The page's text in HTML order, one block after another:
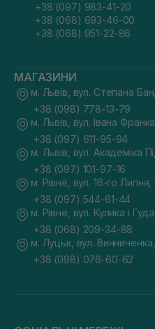
+38 (097) 983-41-20
+38 (068) 693-46-00
+38 (068) 951-22-86
МАГАЗИНИ
м. Львів, вул. Степана
+38 (098) 778-13-79
м. Львів, вул. Івана
+38 (097) 611-95-94
м. Львів, вул. Академіка
+38 (097) 101-97-16
м. Рівне, вул. 16-го Липня,
+38 (097) 544-61-44
м. Рівне, вул. Кулика і
+38 (068) 209-34-88
м. Луцьк, вул.
+38 (098) 076-60-62